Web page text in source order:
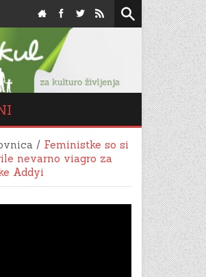
/ Feministke so si
nevarno viagro za
Addyi